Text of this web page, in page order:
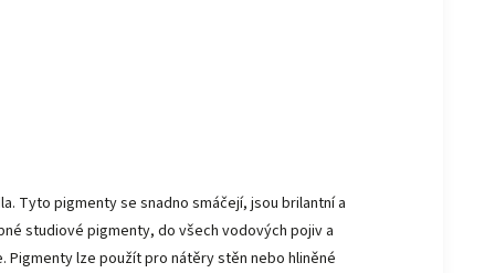
Tyto pigmenty se snadno smáčejí, jsou brilantní a
studiové pigmenty, do všech vodových pojiv a
lze použít pro nátěry stěn nebo hliněné